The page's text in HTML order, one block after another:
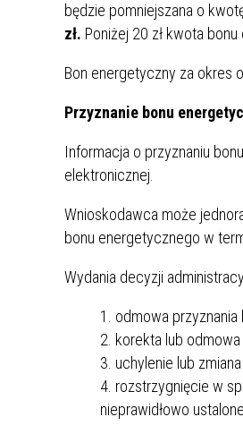
PROJEKT EKOLIDERKI
WZMOCNIENIE
SPRAWIEDLIWEJ
ŚLĄSKA
KONKURS
„METROPOLIA.
WODY”
WAŻNA INFORMACJA
RYZYKA
SYSTEMU
będzie pomniejszana o
zł. Poniżej 20 zł kwota
Bon energetyczny za okres
Przyznanie bonu
Informacja o przyznaniu
elektronicznej.
Wnioskodawca może
bonu energetycznego w
Wydania decyzji
odmowa
korekta lub
uchylenie lub
rozstrzygnięcie w
nieprawidłowo